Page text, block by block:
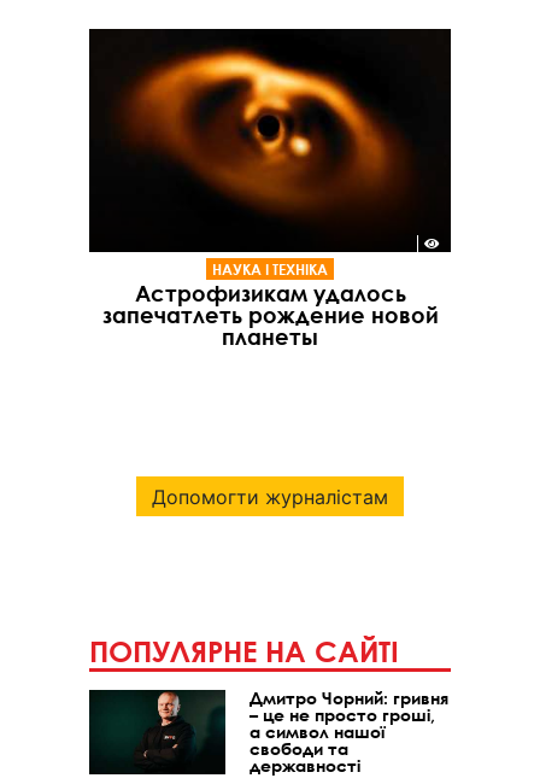
НАУКА І ТЕХНІКА
Астрофизикам удалось
запечатлеть рождение новой
планеты
Допомогти журналістам
ПОПУЛЯРНЕ НА САЙТІ
Дмитро Чорний: гривня
– це не просто гроші,
а символ нашої
свободи та
державності